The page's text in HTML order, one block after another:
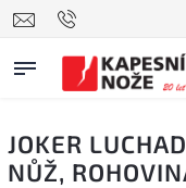
JOKER
NŮŽ,